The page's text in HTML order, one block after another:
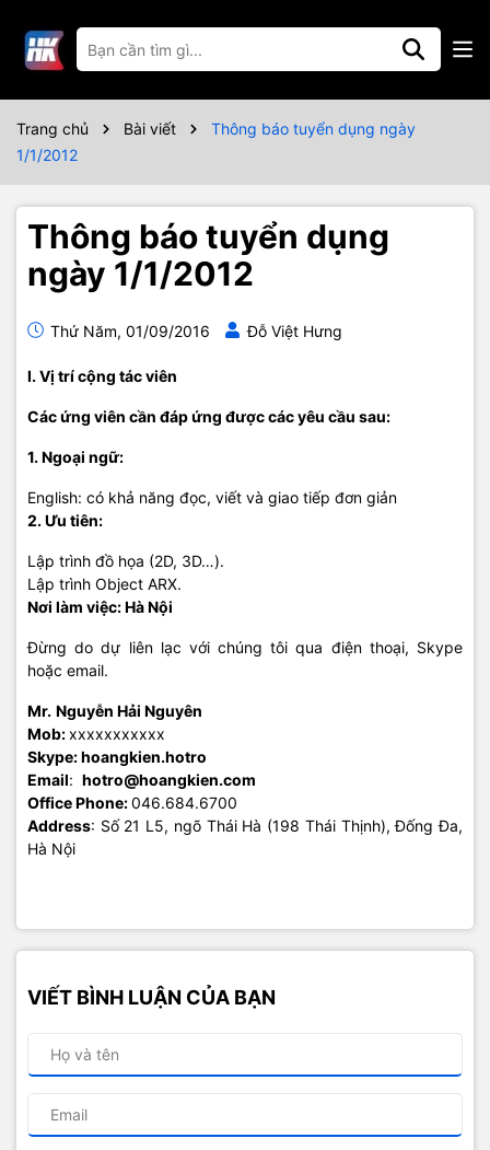
Trang chủ Bài viết
Thông báo tuyển dụng ngày
1/1/2012
Thông báo tuyển dụng
ngày 1/1/2012
Thứ Năm, 01/09/2016 Đỗ Việt Hưng
I. Vị trí cộng tác viên
Các ứng viên cần đáp ứng được các yêu cầu sau:
1. Ngoại ngữ:
English: có khả năng đọc, viết và giao tiếp đơn giản
2. Ưu tiên:
Lập trình đồ họa (2D, 3D…).
Lập trình Object ARX.
Nơi làm việc: Hà Nội
Đừng do dự liên lạc với chúng tôi qua điện thoại, Skype
hoặc email.
Mr. Nguyễn Hải Nguyên
Mob:xxxxxxxxxxx
Skype: hoangkien.hotro
Email: hotro@hoangkien.com
Office Phone:046.684.6700
Address: Số 21 L5, ngõ Thái Hà (198 Thái Thịnh), Đống Đa,
Hà Nội
VIẾT BÌNH LUẬN CỦA BẠN